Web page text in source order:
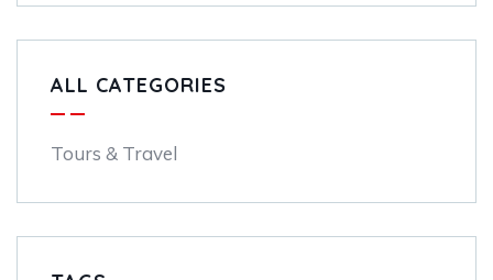
ALL CATEGORIES
Tours & Travel